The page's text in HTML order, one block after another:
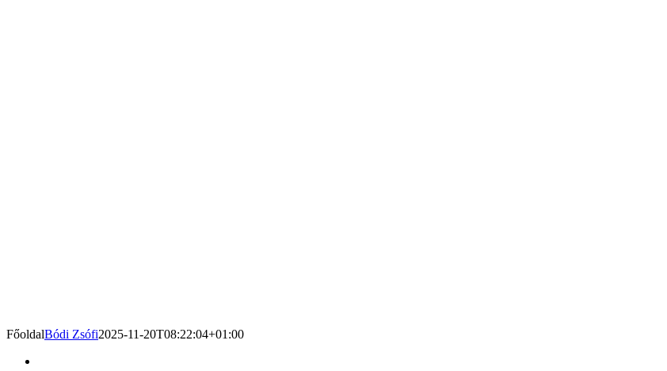
FőoldalBódi Zsófi2025-11-20T08:22:04+01:00